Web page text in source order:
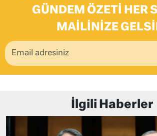
GÜNDEM ÖZETI HER
MAILINIZE
İlgili Haberler